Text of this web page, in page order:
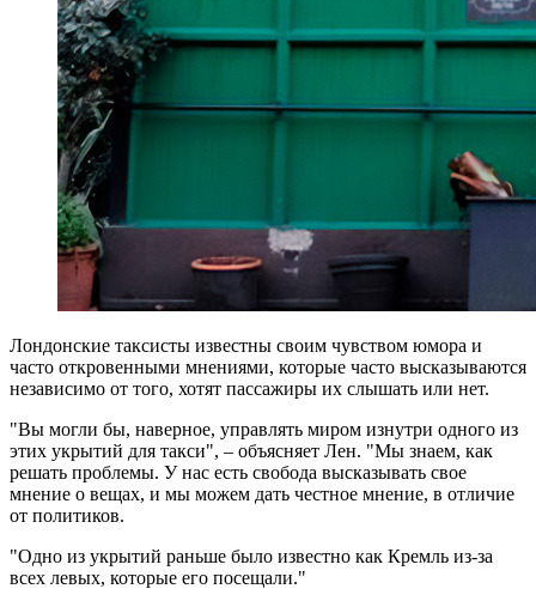
Лондонские таксисты известны своим чувством юмора и
часто откровенными мнениями, которые часто высказываются
независимо от того, хотят пассажиры их слышать или нет.
"Вы могли бы, наверное, управлять миром изнутри одного из
этих укрытий для такси", – объясняет Лен. "Мы знаем, как
решать проблемы. У нас есть свобода высказывать свое
мнение о вещах, и мы можем дать честное мнение, в отличие
от политиков.
"Одно из укрытий раньше было известно как Кремль из-за
всех левых, которые его посещали."